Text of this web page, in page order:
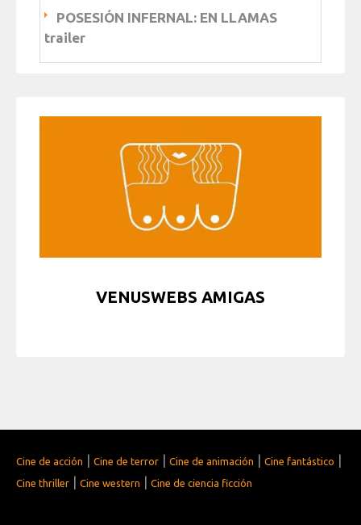
POSESIÓN INFERNAL: EN LLAMAS
trailer
VENUSWEBS AMIGAS
Cine de acción | Cine de terror | Cine de animación | Cine fantástico |
Cine thriller | Cine western | Cine de ciencia ficción